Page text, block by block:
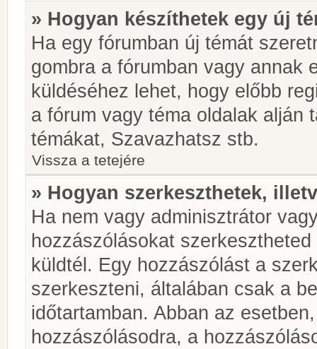
» Hogyan készíthetek egy új
Ha egy fórumban új témát
gombra a fórumban vagy annak
küldéséhez lehet, hogy előbb
a fórum vagy téma oldalak alján
témákat, Szavazhatsz stb.
Vissza a tetejére
» Hogyan szerkeszthetek,
Ha nem vagy adminisztrátor
hozzászólásokat
küldtél. Egy hozzászólást a
szerkeszteni, általában csak a
időtartamban. Abban az
hozzászólásodra, a